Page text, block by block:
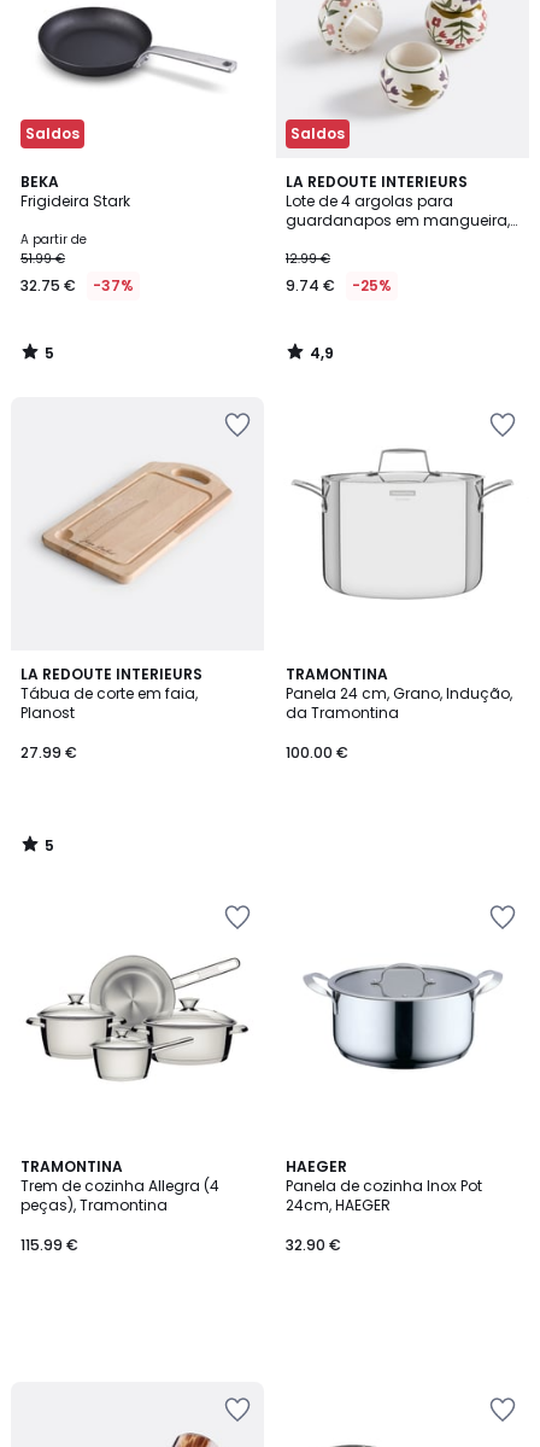
Saldos
BEKA
Frigideira Stark
A partir de
51.99 €
32.75 € -37%
5
/
5
/
Saldos
LA REDOUTE INTERIEURS
Lote de 4 argolas para
guardanapos em mangueira,
12.99 €
9.74 € -25%
4,9
/ 5
4,9
/
LA REDOUTE INTERIEURS
Tábua de corte em faia,
Planost
27.99 €
5
/
5
5
/
TRAMONTINA
Panela 24 cm, Grano, Indução,
da Tramontina
100.00 €
TRAMONTINA
Trem de cozinha Allegra (4
peças), Tramontina
115.99 €
HAEGER
Panela de cozinha Inox Pot
24cm, HAEGER
32.90 €